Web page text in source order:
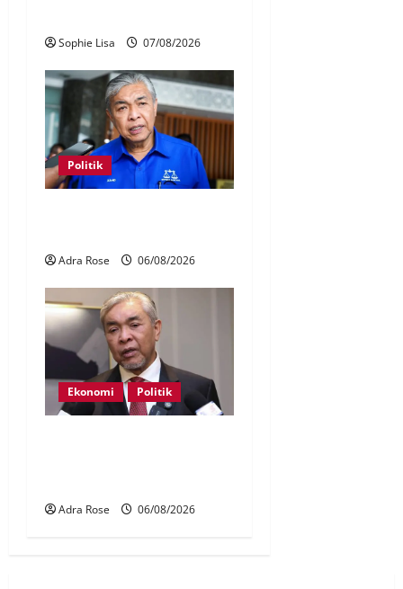
Sophie Lisa 07/08/2026
Politik
Adra Rose 06/08/2026
Ekonomi Politik
Adra Rose 06/08/2026